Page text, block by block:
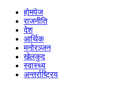
होमपेज
राजनीति
देश
आर्थिक
मनोरञ्जन
खेलकुद
स्वास्थ्य
अन्तर्राष्ट्रिय